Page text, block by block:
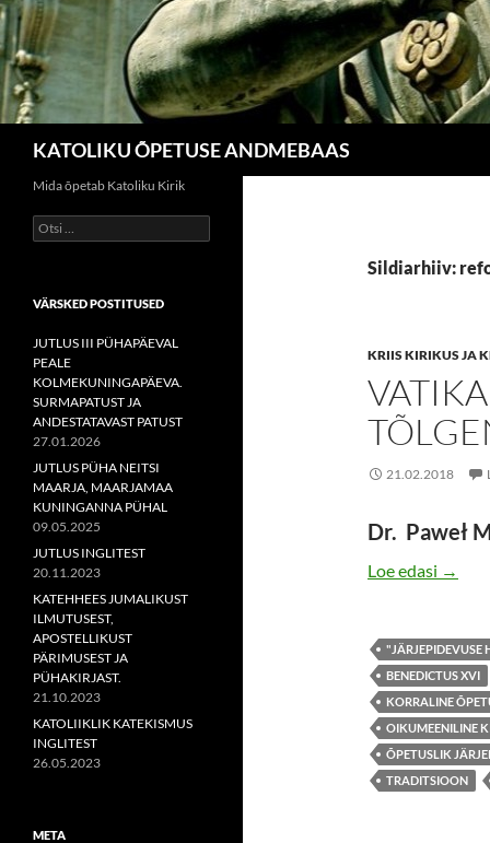
KATOLIKU ÕPETUSE ANDMEBAAS
Sildiarhiiv:
KRIIS KIRIKUS JA
21.02.2018
Dr. Paweł
Loe edasi →
"JÄRJEPIDEVUSE
BENEDICTUS XVI
KORRALINE
OIKUMEENILINE
ÕPETUSLIK
TRADITSIOON
Mida õpetab Katoliku Kirik
Otsi:
VÄRSKED POSTITUSED
JUTLUS III PÜHAPÄEVAL
PEALE
KOLMEKUNINGAPÄEVA.
SURMAPATUST JA
ANDESTATAVAST PATUST
27.01.2026
JUTLUS PÜHA NEITSI
MAARJA, MAARJAMAA
KUNINGANNA PÜHAL
09.05.2025
JUTLUS INGLITEST
20.11.2023
KATEHHEES JUMALIKUST
ILMUTUSEST,
APOSTELLIKUST
PÄRIMUSEST JA
PÜHAKIRJAST.
21.10.2023
KATOLIIKLIK KATEKISMUS
INGLITEST
26.05.2023
META